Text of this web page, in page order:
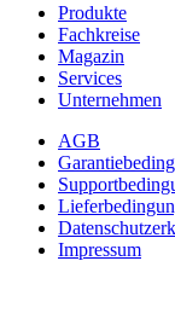
Produkte
Fachkreise
Magazin
Services
Unternehmen
AGB
Impressum